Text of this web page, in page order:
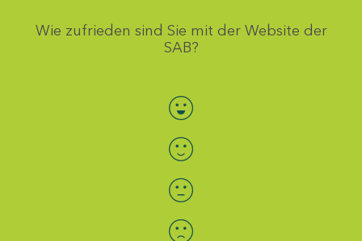
Wie zufrieden sind Sie mit der Website der
SAB?
Bewertung auswählen